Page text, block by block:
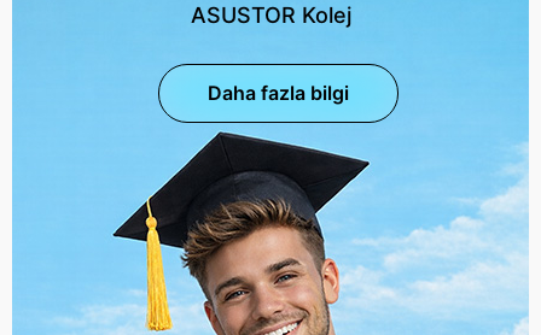
ASUSTOR Kolej
Daha fazla bilgi